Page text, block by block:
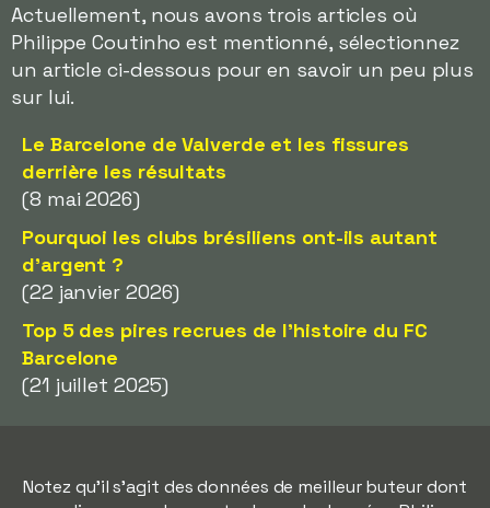
Actuellement, nous avons trois articles où
Philippe Coutinho est mentionné, sélectionnez
un article ci-dessous pour en savoir un peu plus
sur lui.
Le Barcelone de Valverde et les fissures
derrière les résultats
(8 mai 2026)
Pourquoi les clubs brésiliens ont-ils autant
d'argent ?
(22 janvier 2026)
Top 5 des pires recrues de l'histoire du FC
Barcelone
(21 juillet 2025)
Notez qu'il s'agit des données de meilleur buteur dont